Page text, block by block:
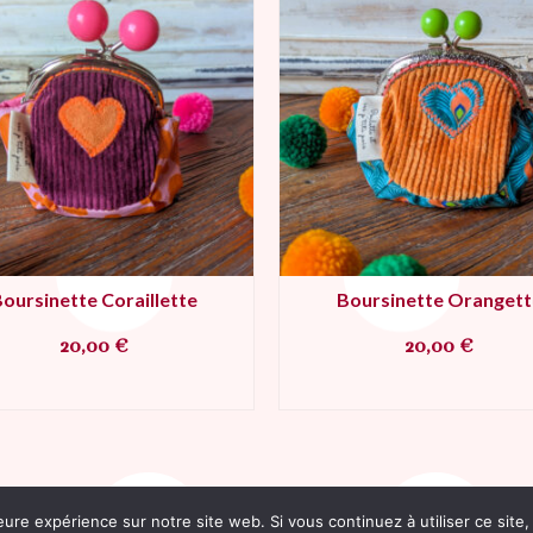
Coraillette
20,00 €
Boursinette
20,00 €
expérience sur notre site web. Si vous continuez à utiliser ce